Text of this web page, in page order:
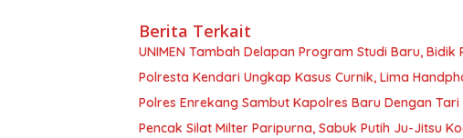
Berita Terkait
UNIMEN Tambah Delapan Program Studi Baru,
Polresta Kendari Ungkap Kasus Curnik, Lima
Polres Enrekang Sambut Kapolres Baru Dengan
Pencak Silat Milter Paripurna, Sabuk Putih Ju-Jitsu